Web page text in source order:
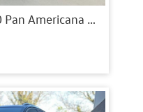
VW Amarok 3,0 TDi 240 Pan Americana aut. 4Motion